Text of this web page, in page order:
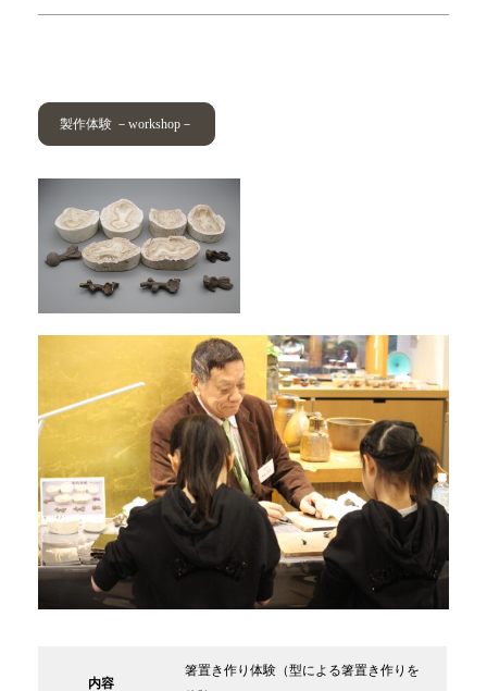
製作体験 －workshop－
内容
箸置き作り体験（型による箸置き作りを